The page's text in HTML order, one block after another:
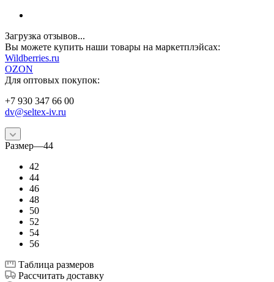
Загрузка отзывов...
Вы можете купить наши товары на маркетплэйсах:
Wildberries.ru
OZON
Для оптовых покупок:
+7 930 347 66 00
dv@seltex-iv.ru
Размер—44
42
44
46
48
50
52
54
56
Таблица размеров
Рассчитать доставку